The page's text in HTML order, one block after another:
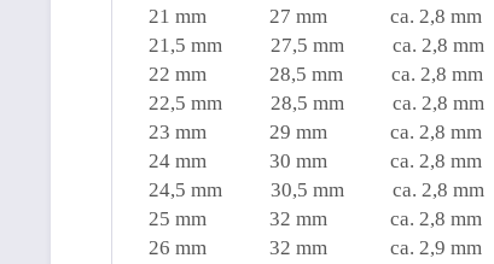
21 mm 27 mm ca. 2,8 mm
21,5 mm 27,5 mm ca. 2,8 mm
22 mm 28,5 mm ca. 2,8 mm
22,5 mm 28,5 mm ca. 2,8 mm
23 mm 29 mm ca. 2,8 mm
24 mm 30 mm ca. 2,8 mm
24,5 mm 30,5 mm ca. 2,8 mm
25 mm 32 mm ca. 2,8 mm
26 mm 32 mm ca. 2,9 mm